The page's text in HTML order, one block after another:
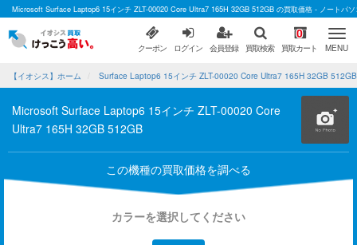
Microsoft Surface Laptop6 15インチ ZLT-00020 Core Ultra7 165H 32GB 512GB の買取価格 - ノートパ
クーポン ログイン 会員登録 買取検索
0
買取カート MENU
【イオシス】ホーム Surface Laptop6 15インチ ZLT-00020 Core Ultra7 165H 32GB
Microsoft Surface Laptop6 15インチ ZLT-00020 Core
Ultra7 165H 32GB 512GB
この機種の買取価格を調べる
カラーを選択してください